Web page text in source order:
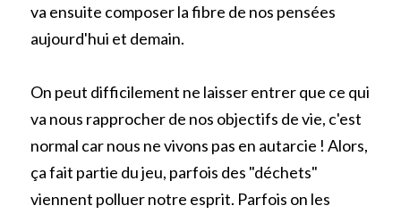
va ensuite composer la fibre de nos pensées
aujourd'hui et demain.
On peut difficilement ne laisser entrer que ce qui
va nous rapprocher de nos objectifs de vie, c'est
normal car nous ne vivons pas en autarcie ! Alors,
ça fait partie du jeu, parfois des "déchets"
viennent polluer notre esprit. Parfois on les